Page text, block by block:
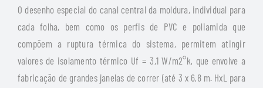
O desenho especial do canal central da moldura, individual para
cada folha, bem como os perfis de PVC e poliamida que
compõem a ruptura térmica do sistema, permitem atingir
valores de isolamento térmico Uf = 3,1 W/m2°k, que envolve a
fabricação de grandes janelas de correr (até 3 x 6,8 m. HxL para